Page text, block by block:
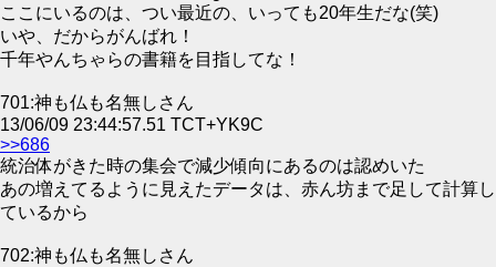
ここにいるのは、つい最近の、いっても20年生だな(笑)
いや、だからがんばれ！
千年やんちゃらの書籍を目指してな！
701:神も仏も名無しさん
13/06/09 23:44:57.51 TCT+YK9C
>>686
統治体がきた時の集会で減少傾向にあるのは認めいた
あの増えてるように見えたデータは、赤ん坊まで足して計算し
ているから
702:神も仏も名無しさん